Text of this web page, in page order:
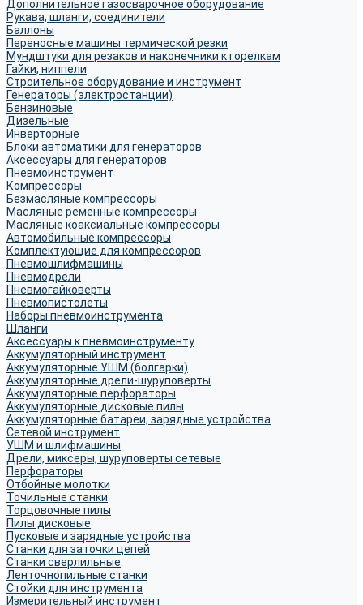
Дополнительное газосварочное оборудование
Рукава, шланги, соединители
Баллоны
Переносные машины термической резки
Мундштуки для резаков и наконечники к горелкам
Гайки, ниппели
Строительное оборудование и инструмент
Генераторы (электростанции)
Бензиновые
Дизельные
Инверторные
Блоки автоматики для генераторов
Аксессуары для генераторов
Пневмоинструмент
Компрессоры
Безмасляные компрессоры
Масляные ременные компрессоры
Масляные коаксиальные компрессоры
Автомобильные компрессоры
Комплектующие для компрессоров
Пневмошлифмашины
Пневмодрели
Пневмогайковерты
Пневмопистолеты
Наборы пневмоинструмента
Шланги
Аксессуары к пневмоинструменту
Аккумуляторный инструмент
Аккумуляторные УШМ (болгарки)
Аккумуляторные дрели-шуруповерты
Аккумуляторные перфораторы
Аккумуляторные дисковые пилы
Аккумуляторные батареи, зарядные устройства
Сетевой инструмент
УШМ и шлифмашины
Дрели, миксеры, шуруповерты сетевые
Перфораторы
Отбойные молотки
Точильные станки
Торцовочные пилы
Пилы дисковые
Пусковые и зарядные устройства
Станки для заточки цепей
Станки сверлильные
Ленточнопильные станки
Стойки для инструмента
Измерительный инструмент